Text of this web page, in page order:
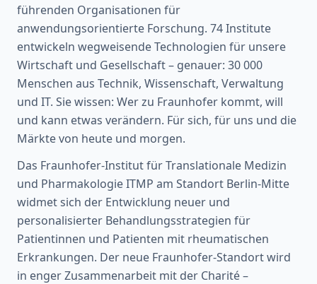
führenden Organisationen für
anwendungsorientierte Forschung. 74 Institute
entwickeln wegweisende Technologien für unsere
Wirtschaft und Gesellschaft – genauer: 30 000
Menschen aus Technik, Wissenschaft, Verwaltung
und IT. Sie wissen: Wer zu Fraunhofer kommt, will
und kann etwas verändern. Für sich, für uns und die
Märkte von heute und morgen.
Das Fraunhofer-Institut für Translationale Medizin
und Pharmakologie ITMP am Standort Berlin-Mitte
widmet sich der Entwicklung neuer und
personalisierter Behandlungsstrategien für
Patientinnen und Patienten mit rheumatischen
Erkrankungen. Der neue Fraunhofer-Standort wird
in enger Zusammenarbeit mit der Charité –